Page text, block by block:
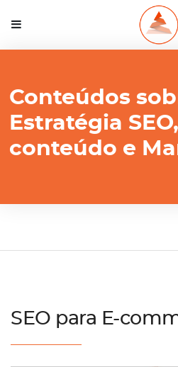
Conteúdos
Estratégia
conteúdo e
SEO para E-